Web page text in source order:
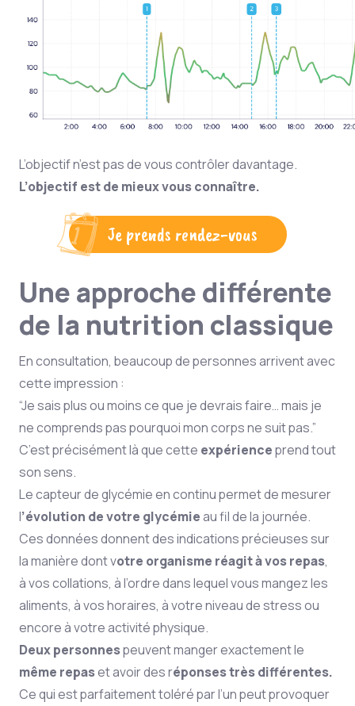
L’objectif n’est pas de vous contrôler davantage.
L’objectif est de mieux vous connaître.
Je prends rendez-vous
Une approche différente
de la nutrition classique
En consultation, beaucoup de personnes arrivent avec
cette impression :
“Je sais plus ou moins ce que je devrais faire… mais je
ne comprends pas pourquoi mon corps ne suit pas.”
C’est précisément là que cette expérienceprend tout
son sens.
Le capteur de glycémie en continu permet de mesurer
l’évolution de votre glycémieau fil de la journée.
Ces données donnent des indications précieuses sur
la manière dont votre organisme réagit à vos repas,
à vos collations, à l’ordre dans lequel vous mangez les
aliments, à vos horaires, à votre niveau de stress ou
encore à votre activité physique.
Deux personnespeuvent manger exactement le
même repaset avoir des réponses très différentes.
Ce qui est parfaitement toléré par l’un peut provoquer